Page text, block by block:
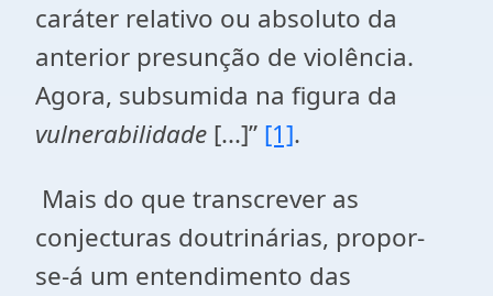
caráter relativo ou absoluto da
anterior presunção de violência.
Agora, subsumida na figura da
vulnerabilidade [...]” [1].
Mais do que transcrever as
conjecturas doutrinárias, propor-
se-á um entendimento das